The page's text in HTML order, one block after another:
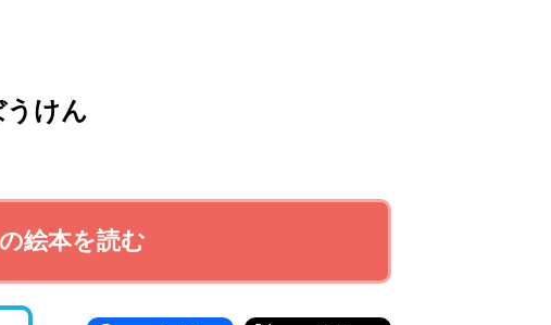
うけん
絵本を読む